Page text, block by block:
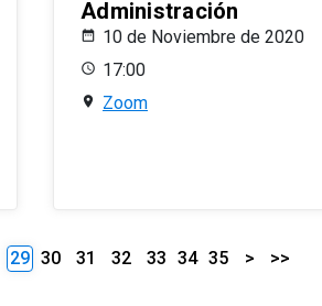
Administración
10 de Noviembre de 2020
17:00
Zoom
29 30 31 32 33 34 35 > >>